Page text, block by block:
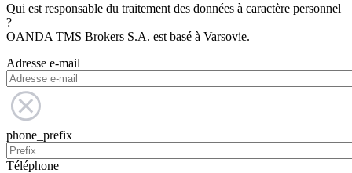
Qui est responsable du traitement des données à caractère personnel
?
OANDA TMS Brokers S.A. est basé à Varsovie.
Adresse e-mail
phone_prefix
Téléphone